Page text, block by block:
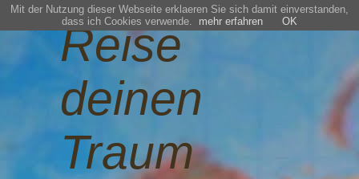
Reise
deinen
Traum
Mit der Nutzung dieser Webseite erklaeren Sie sich damit einverstanden,
dass ich Cookies verwende.
mehr erfahren OK